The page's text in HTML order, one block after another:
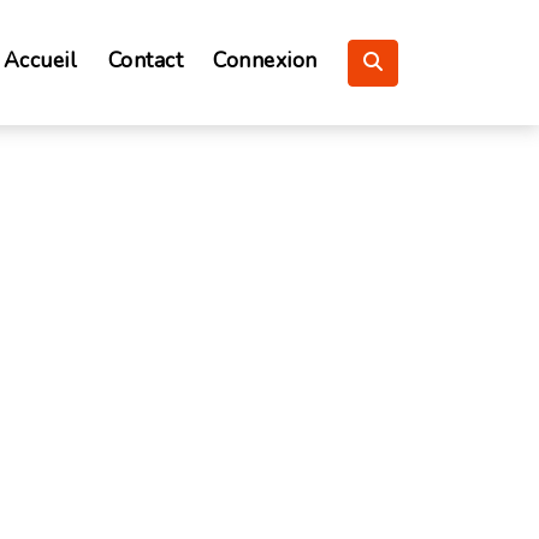
Accueil Contact Connexion